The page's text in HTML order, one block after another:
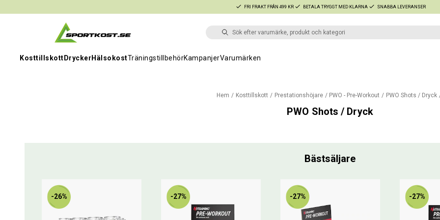
FRI FRAKT FRÅN 499 KR BETALA TRYGGT MED KLARNA SNABBA LEVERANSER
KosttillskottDryckerHälsokostTräningstillbehörKampanjerVarumärken
Hem Kosttillskott Prestationshöjare PWO - Pre-Workout PWO Shots / Dryck
PWO Shots / Dryck
Bästsäljare
-26% -27% -27% -27%